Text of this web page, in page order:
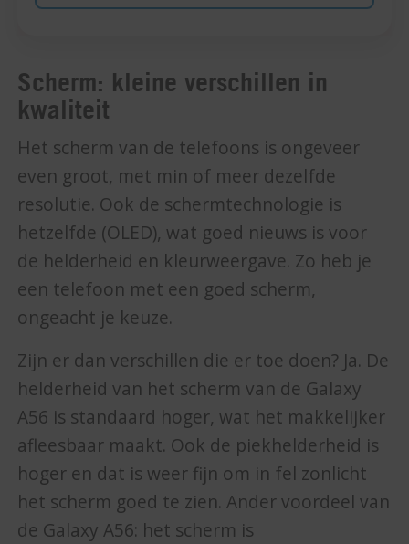
Scherm: kleine verschillen in
kwaliteit
Het scherm van de telefoons is ongeveer
even groot, met min of meer dezelfde
resolutie. Ook de schermtechnologie is
hetzelfde (OLED), wat goed nieuws is voor
de helderheid en kleurweergave. Zo heb je
een telefoon met een goed scherm,
ongeacht je keuze.
Zijn er dan verschillen die er toe doen? Ja. De
helderheid van het scherm van de Galaxy
A56 is standaard hoger, wat het makkelijker
afleesbaar maakt. Ook de piekhelderheid is
hoger en dat is weer fijn om in fel zonlicht
het scherm goed te zien. Ander voordeel van
de Galaxy A56: het scherm is